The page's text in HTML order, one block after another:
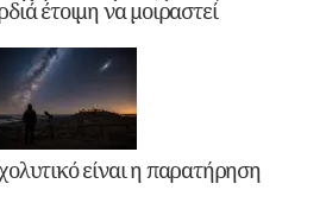
έτοιμη να μοιραστεί
είναι η παρατήρηση